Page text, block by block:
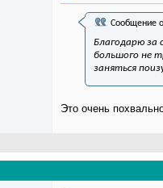
Сообщение
Благодарю за
большого не
заняться
Это очень